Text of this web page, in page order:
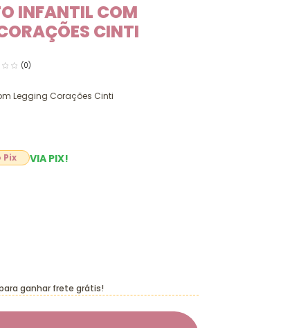
INFANTIL COM
CINTI
(0)
Legging Corações Cinti
VIA PIX!
ganhar frete grátis!